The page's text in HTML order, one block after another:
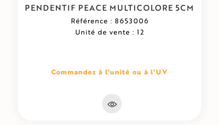
PENDENTIF PEACE MULTICOLORE 5CM
Référence : 8653006
Unité de vente : 12
Commandez à l'unité ou à l'UV